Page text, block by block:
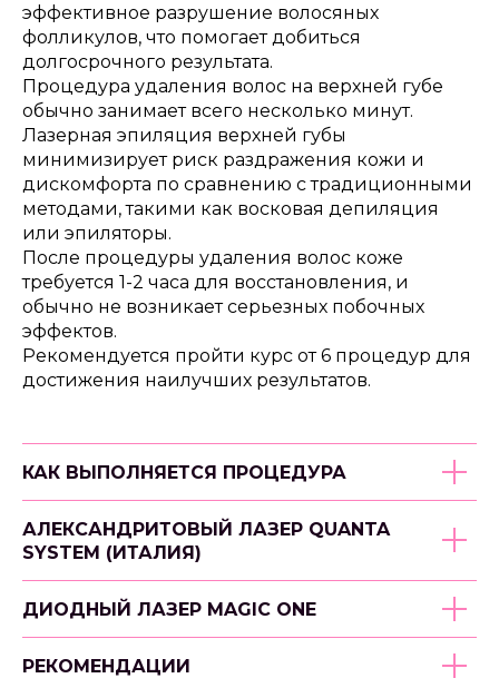
эффективное разрушение волосяных
фолликулов, что помогает добиться
долгосрочного результата.
Процедура удаления волос на верхней губе
обычно занимает всего несколько минут.
Лазерная эпиляция верхней губы
минимизирует риск раздражения кожи и
дискомфорта по сравнению с традиционными
методами, такими как восковая депиляция
или эпиляторы.
После процедуры удаления волос коже
требуется 1-2 часа для восстановления, и
обычно не возникает серьезных побочных
эффектов.
Рекомендуется пройти курс от 6 процедур для
достижения наилучших результатов.
КАК ВЫПОЛНЯЕТСЯ ПРОЦЕДУРА
АЛЕКСАНДРИТОВЫЙ ЛАЗЕР QUANTA
SYSTEM (ИТАЛИЯ)
ДИОДНЫЙ ЛАЗЕР MAGIC ONE
РЕКОМЕНДАЦИИ